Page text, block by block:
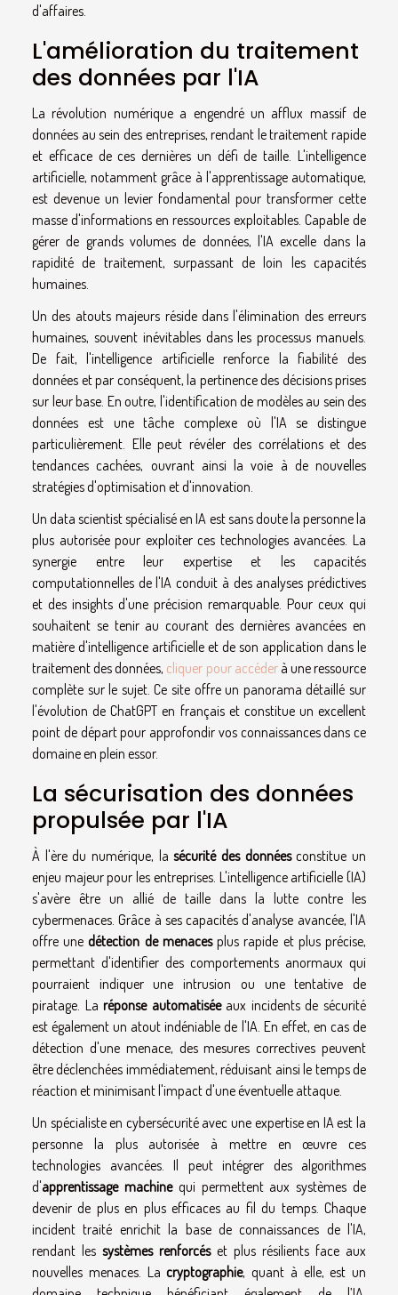
d'affaires.
L'amélioration du traitement
des données par l'IA
La révolution numérique a engendré un afflux massif de
données au sein des entreprises, rendant le traitement rapide
et efficace de ces dernières un défi de taille. L'intelligence
artificielle, notamment grâce à l'apprentissage automatique,
est devenue un levier fondamental pour transformer cette
masse d'informations en ressources exploitables. Capable de
gérer de grands volumes de données, l'IA excelle dans la
rapidité de traitement, surpassant de loin les capacités
humaines.
Un des atouts majeurs réside dans l'élimination des erreurs
humaines, souvent inévitables dans les processus manuels.
De fait, l'intelligence artificielle renforce la fiabilité des
données et par conséquent, la pertinence des décisions prises
sur leur base. En outre, l'identification de modèles au sein des
données est une tâche complexe où l'IA se distingue
particulièrement. Elle peut révéler des corrélations et des
tendances cachées, ouvrant ainsi la voie à de nouvelles
stratégies d'optimisation et d'innovation.
Un data scientist spécialisé en IA est sans doute la personne la
plus autorisée pour exploiter ces technologies avancées. La
synergie entre leur expertise et les capacités
computationnelles de l'IA conduit à des analyses prédictives
et des insights d'une précision remarquable. Pour ceux qui
souhaitent se tenir au courant des dernières avancées en
matière d'intelligence artificielle et de son application dans le
traitement des données, cliquer pour accéderà une ressource
complète sur le sujet. Ce site offre un panorama détaillé sur
l'évolution de ChatGPT en français et constitue un excellent
point de départ pour approfondir vos connaissances dans ce
domaine en plein essor.
La sécurisation des données
propulsée par l'IA
À l'ère du numérique, lasécurité des donnéesconstitue un
enjeu majeur pour les entreprises. L'intelligence artificielle (IA)
s'avère être un allié de taille dans la lutte contre les
cybermenaces. Grâce à ses capacités d'analyse avancée, l'IA
offre unedétection de menacesplus rapide et plus précise,
permettant d'identifier des comportements anormaux qui
pourraient indiquer une intrusion ou une tentative de
piratage. Laréponse automatiséeaux incidents de sécurité
est également un atout indéniable de l'IA. En effet, en cas de
détection d'une menace, des mesures correctives peuvent
être déclenchées immédiatement, réduisant ainsi le temps de
réaction et minimisant l'impact d'une éventuelle attaque.
Un spécialiste en cybersécurité avec une expertise en IA est la
personne la plus autorisée à mettre en œuvre ces
technologies avancées. Il peut intégrer des algorithmes
d'apprentissage machinequi permettent aux systèmes de
devenir de plus en plus efficaces au fil du temps. Chaque
incident traité enrichit la base de connaissances de l'IA,
rendant les systèmes renforcéset plus résilients face aux
nouvelles menaces. Lacryptographie, quant à elle, est un